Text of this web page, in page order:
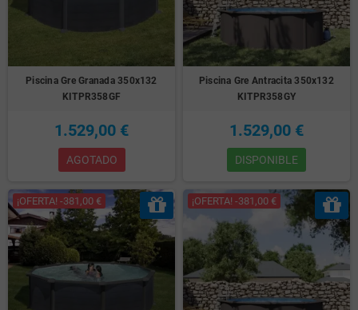
Piscina Gre Granada 350x132
KITPR358GF
1.529,00 €
AGOTADO
Piscina Gre Antracita 350x132
KITPR358GY
1.529,00 €
DISPONIBLE
¡OFERTA! -381,00 € ¡OFERTA! -381,00 €